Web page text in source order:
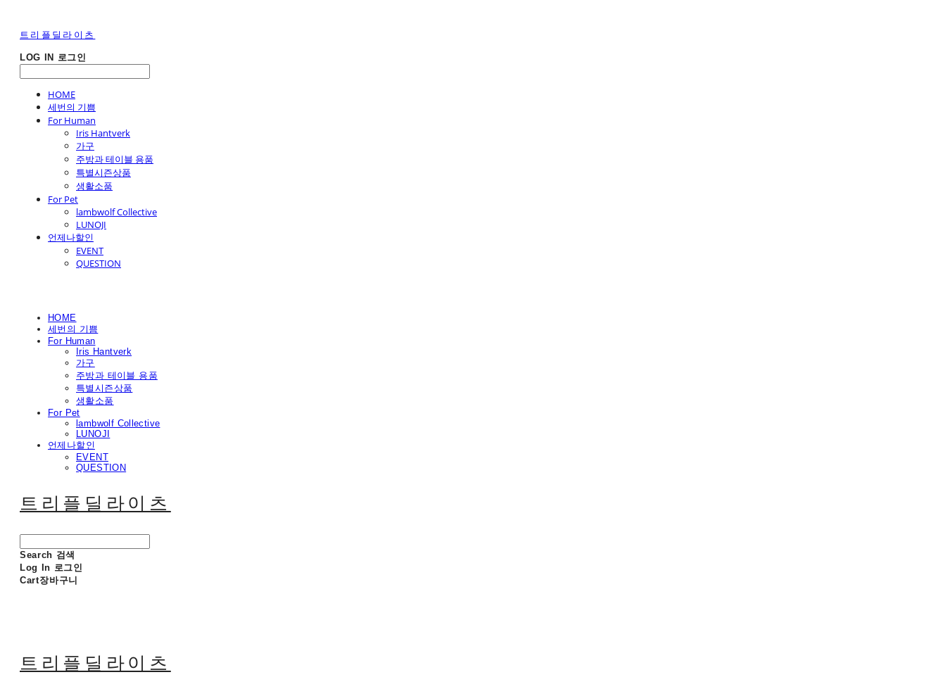
트리플딜라이츠
LOG IN 로그인
HOME
세번의 기쁨
For Human
Iris Hantverk
가구
주방과 테이블 용품
특별시즌상품
생활소품
For Pet
lambwolf Collective
LUNOJI
언제나할인
EVENT
QUESTION
HOME
세번의 기쁨
For Human
Iris Hantverk
가구
주방과 테이블 용품
특별시즌상품
생활소품
For Pet
lambwolf Collective
LUNOJI
언제나할인
EVENT
QUESTION
트리플딜라이츠
Search 검색
Log In 로그인
Cart장바구니
트리플딜라이츠